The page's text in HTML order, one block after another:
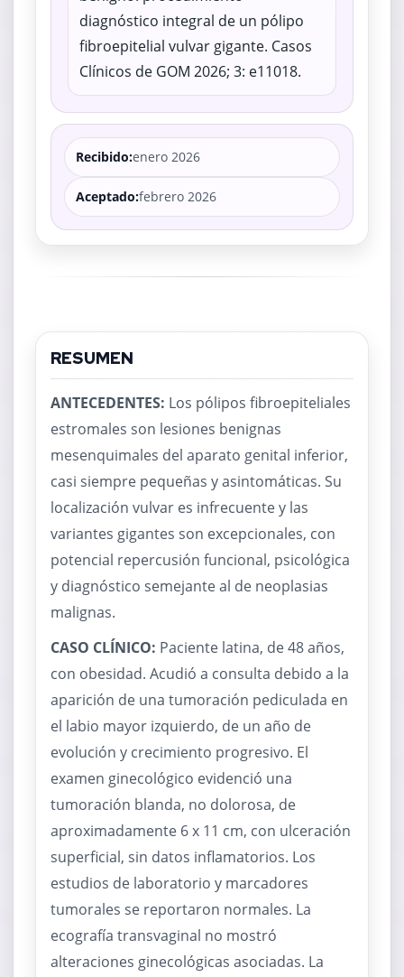
Recibido:enero 2026
Aceptado:febrero 2026
diagnóstico integral de un pólipo
fibroepitelial vulvar gigante. Casos
Clínicos de GOM 2026; 3: e11018.
RESUMEN
ANTECEDENTES: Los pólipos fibroepiteliales
estromales son lesiones benignas
mesenquimales del aparato genital inferior,
casi siempre pequeñas y asintomáticas. Su
localización vulvar es infrecuente y las
variantes gigantes son excepcionales, con
potencial repercusión funcional, psicológica
y diagnóstico semejante al de neoplasias
malignas.
CASO CLÍNICO: Paciente latina, de 48 años,
con obesidad. Acudió a consulta debido a la
aparición de una tumoración pediculada en
el labio mayor izquierdo, de un año de
evolución y crecimiento progresivo. El
examen ginecológico evidenció una
tumoración blanda, no dolorosa, de
aproximadamente 6 x 11 cm, con ulceración
superficial, sin datos inflamatorios. Los
estudios de laboratorio y marcadores
tumorales se reportaron normales. La
ecografía transvaginal no mostró
alteraciones ginecológicas asociadas. La